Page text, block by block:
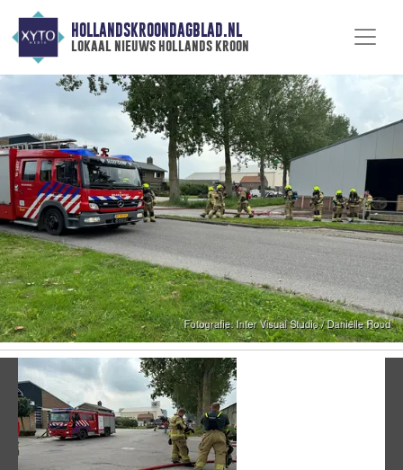
HOLLANDSKROONDAGBLAD.NL
lokaal nieuws hollands kroon
Vorige